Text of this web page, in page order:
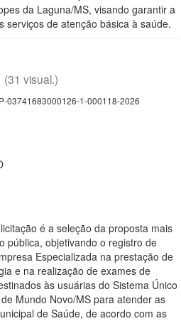
da Laguna/MS, visando garantir a
serviços de atenção básica à saúde.
(31 visual.)
03741683000126-1-000118-2026
é a seleção da proposta mais
pública, objetivando o registro de
Especializada na prestação de
e na realização de exames de
às usuárias do Sistema Único
Mundo Novo/MS para atender as
de Saúde, de acordo com as